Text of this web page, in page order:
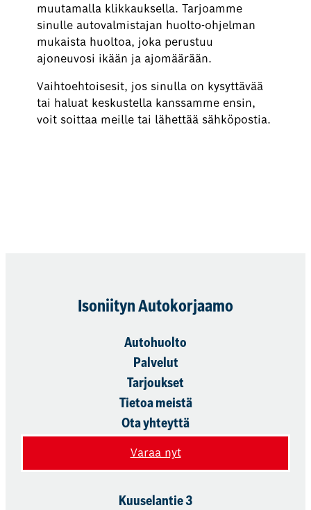
muutamalla klikkauksella. Tarjoamme
sinulle autovalmistajan huolto-ohjelman
mukaista huoltoa, joka perustuu
ajoneuvosi ikään ja ajomäärään.
Vaihtoehtoisesit, jos sinulla on kysyttävää
tai haluat keskustella kanssamme ensin,
voit soittaa meille tai lähettää sähköpostia.
Isoniityn Autokorjaamo
Autohuolto
Palvelut
Tarjoukset
Tietoa meistä
Ota yhteyttä
Varaa nyt
Kuuselantie 3